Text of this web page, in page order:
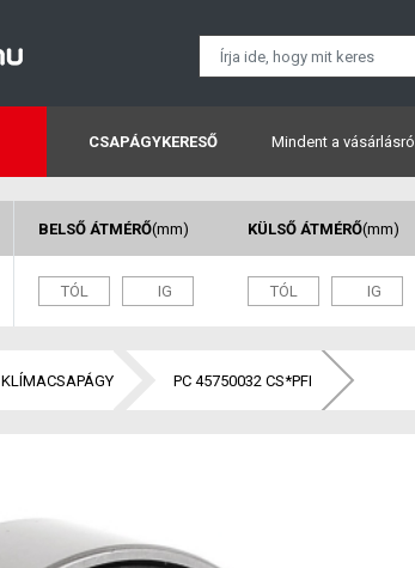
CSAPÁGYKERESŐ Mindent a vásárlásról
BELSŐ ÁTMÉRŐ(mm) KÜLSŐ ÁTMÉRŐ(mm)
KLÍMACSAPÁGY PC 45750032 CS*PFI